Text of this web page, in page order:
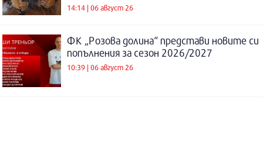
14:14 | 06 август 26
ФК „Розова долина“ представи новите си
попълнения за сезон 2026/2027
10:39 | 06 август 26